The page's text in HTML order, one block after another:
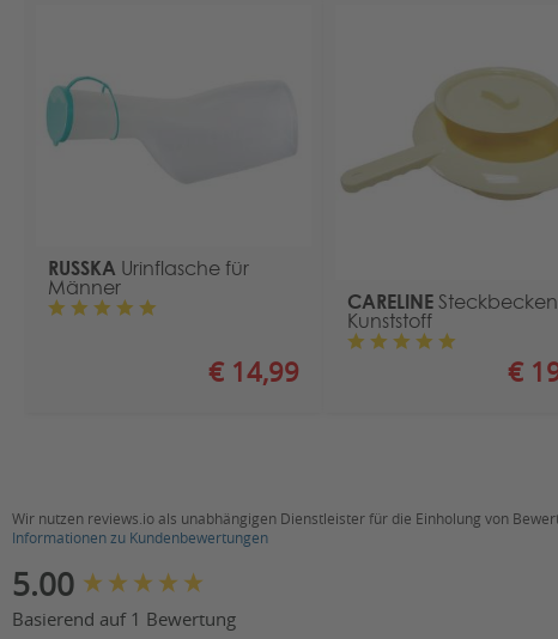
RUSSKA Urinflasche für
Männer
€ 14,99
CARELINESteckbecken
Kunststoff
€
Wir nutzen reviews.io als unabhängigen Dienstleister für die Einholung von
Informationen zu Kundenbewertungen
5.00
Basierend auf 1 Bewertung